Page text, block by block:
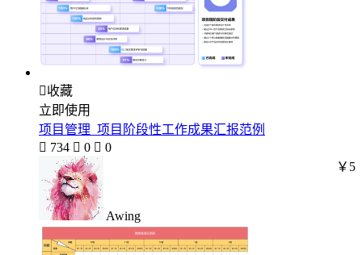
收藏
立即使用
项目管理_项目阶段性工作成果汇报范例
 734  0  0
Awing
￥5